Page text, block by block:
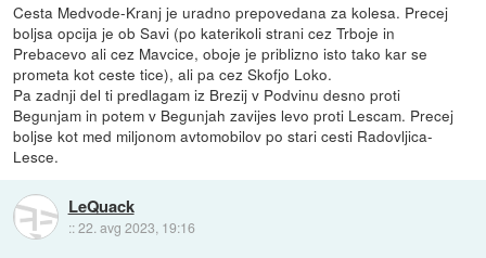
Cesta Medvode-Kranj je uradno prepovedana za kolesa. Precej
boljsa opcija je ob Savi (po katerikoli strani cez Trboje in
Prebacevo ali cez Mavcice, oboje je priblizno isto tako kar se
prometa kot ceste tice), ali pa cez Skofjo Loko.
Pa zadnji del ti predlagam iz Brezij v Podvinu desno proti
Begunjam in potem v Begunjah zavijes levo proti Lescam. Precej
boljse kot med miljonom avtomobilov po stari cesti Radovljica-
Lesce.
LeQuack
::22. avg 2023, 19:16